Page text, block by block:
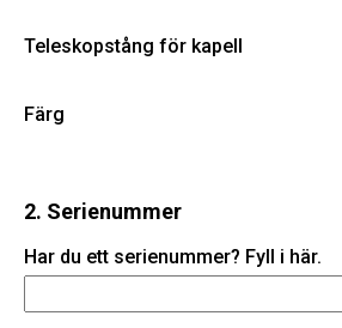
Teleskopstång för kapell
Färg
2. Serienummer
Har du ett serienummer? Fyll i här.